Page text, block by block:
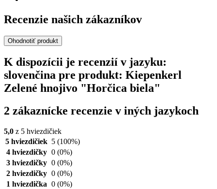
Recenzie našich zákazníkov
Ohodnotiť produkt
K dispozícii je recenzií v jazyku:
slovenčina pre produkt: Kiepenkerl
Zelené hnojivo "Horčica biela"
2 zákaznícke recenzie v iných jazykoch
5,0 z 5 hviezdičiek
5 hviezdičiek 5 (100%)
4 hviezdičky 0 (0%)
3 hviezdičky 0 (0%)
2 hviezdičky 0 (0%)
1 hviezdička 0 (0%)